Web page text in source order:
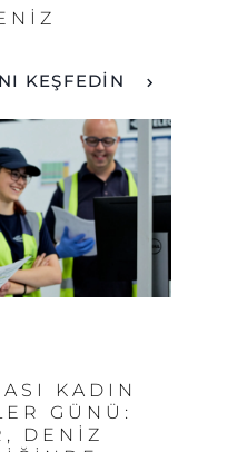
KADIN
DENIZ
KEŞFEDİN